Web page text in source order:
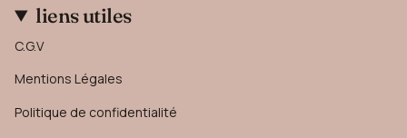
liens utiles
C.G.V
Mentions Légales
Politique de confidentialité